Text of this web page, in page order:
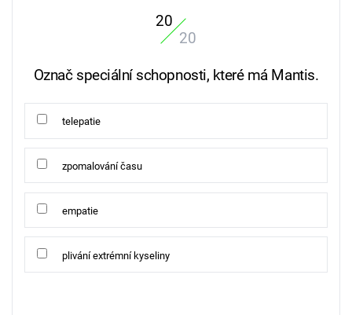
20
20
Označ speciální schopnosti, které má Mantis.
telepatie
zpomalování času
empatie
plivání extrémní kyseliny